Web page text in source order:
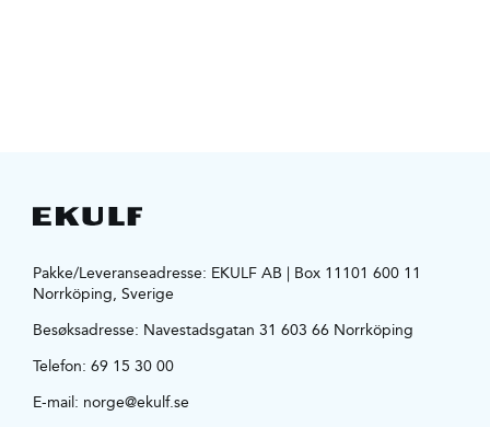
Pakke/Leveranseadresse: EKULF AB | Box 11101 600 11
Norrköping, Sverige
Besøksadresse: Navestadsgatan 31 603 66 Norrköping
Telefon: 69 15 30 00
E-mail: norge@ekulf.se